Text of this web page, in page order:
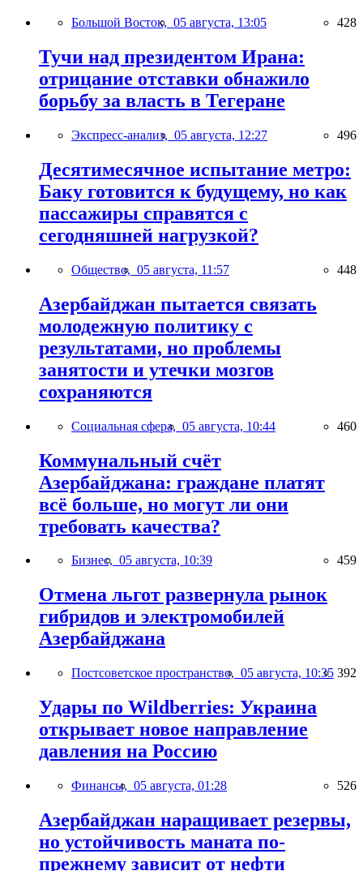
Большой Восток, 05 августа, 13:05 428
Тучи над президентом Ирана:
отрицание отставки обнажило
борьбу за власть в Тегеране
Экспресс-анализ, 05 августа, 12:27 496
Десятимесячное испытание метро:
Баку готовится к будущему, но как
пассажиры справятся с
сегодняшней нагрузкой?
Общество, 05 августа, 11:57 448
Азербайджан пытается связать
молодежную политику с
результатами, но проблемы
занятости и утечки мозгов
сохраняются
Социальная сфера, 05 августа, 10:44 460
Коммунальный счёт
Азербайджана: граждане платят
всё больше, но могут ли они
требовать качества?
Бизнес, 05 августа, 10:39 459
Отмена льгот развернула рынок
гибридов и электромобилей
Азербайджана
Постсоветское пространство, 05 августа, 10:35 392
Удары по Wildberries: Украина
открывает новое направление
давления на Россию
Финансы, 05 августа, 01:28 526
Азербайджан наращивает резервы,
но устойчивость маната по-
прежнему зависит от нефти